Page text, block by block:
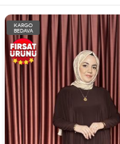
KARGO
BEDAVA